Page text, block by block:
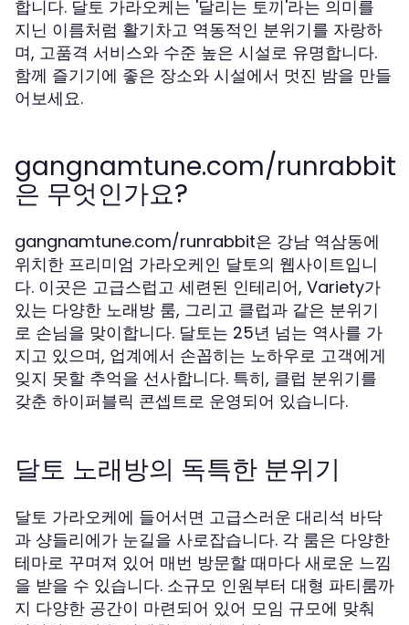
합니다. 달토 가라오케는 '달리는 토끼'라는 의미를
지닌 이름처럼 활기차고 역동적인 분위기를 자랑하
며, 고품격 서비스와 수준 높은 시설로 유명합니다.
함께 즐기기에 좋은 장소와 시설에서 멋진 밤을 만들
어보세요.
gangnamtune.com/runrabbit
은 무엇인가요?
gangnamtune.com/runrabbit은 강남 역삼동에
위치한 프리미엄 가라오케인 달토의 웹사이트입니
다. 이곳은 고급스럽고 세련된 인테리어, Variety가
있는 다양한 노래방 룸, 그리고 클럽과 같은 분위기
로 손님을 맞이합니다. 달토는 25년 넘는 역사를 가
지고 있으며, 업계에서 손꼽히는 노하우로 고객에게
잊지 못할 추억을 선사합니다. 특히, 클럽 분위기를
갖춘 하이퍼블릭 콘셉트로 운영되어 있습니다.
달토 노래방의 독특한 분위기
달토 가라오케에 들어서면 고급스러운 대리석 바닥
과 샹들리에가 눈길을 사로잡습니다. 각 룸은 다양한
테마로 꾸며져 있어 매번 방문할 때마다 새로운 느낌
을 받을 수 있습니다. 소규모 인원부터 대형 파티룸까
지 다양한 공간이 마련되어 있어 모임 규모에 맞춰